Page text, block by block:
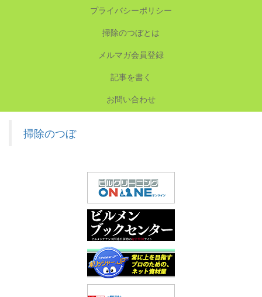
プライバシーポリシー
掃除のつぼとは
メルマガ会員登録
記事を書く
お問い合わせ
掃除のつぼ